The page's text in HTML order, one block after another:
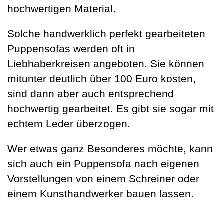
hochwertigen Material.
Solche handwerklich perfekt gearbeiteten
Puppensofas werden oft in
Liebhaberkreisen angeboten. Sie können
mitunter deutlich über 100 Euro kosten,
sind dann aber auch entsprechend
hochwertig gearbeitet. Es gibt sie sogar mit
echtem Leder überzogen.
Wer etwas ganz Besonderes möchte, kann
sich auch ein Puppensofa nach eigenen
Vorstellungen von einem Schreiner oder
einem Kunsthandwerker bauen lassen.